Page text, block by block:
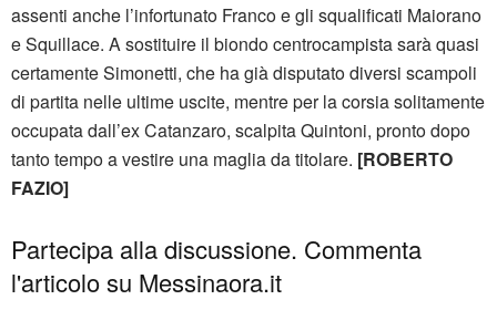
assenti anche l’infortunato Franco e gli squalificati Maiorano
e Squillace. A sostituire il biondo centrocampista sarà quasi
certamente Simonetti, che ha già disputato diversi scampoli
di partita nelle ultime uscite, mentre per la corsia solitamente
occupata dall’ex Catanzaro, scalpita Quintoni, pronto dopo
tanto tempo a vestire una maglia da titolare. [ROBERTO
FAZIO]
Partecipa alla discussione. Commenta
l'articolo su Messinaora.it